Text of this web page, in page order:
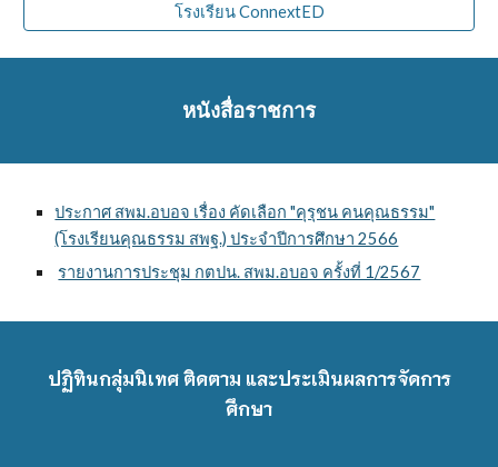
โรงเรียน ConnextED
หนังสื่อราชการ
ประกาศ สพม.อบอจ เรื่อง คัดเลือก "คุรุชน คนคุณธรรม"
(โรงเรียนคุณธรรม สพฐ.) ประจำปีการศึกษา 2566
รายงานการประชุม กตปน. สพม.อบอจ ครั้งที่ 1/2567
ปฏิทินกลุ่มนิเทศ ติดตาม และประเมินผลการจัดการ
ศึกษา